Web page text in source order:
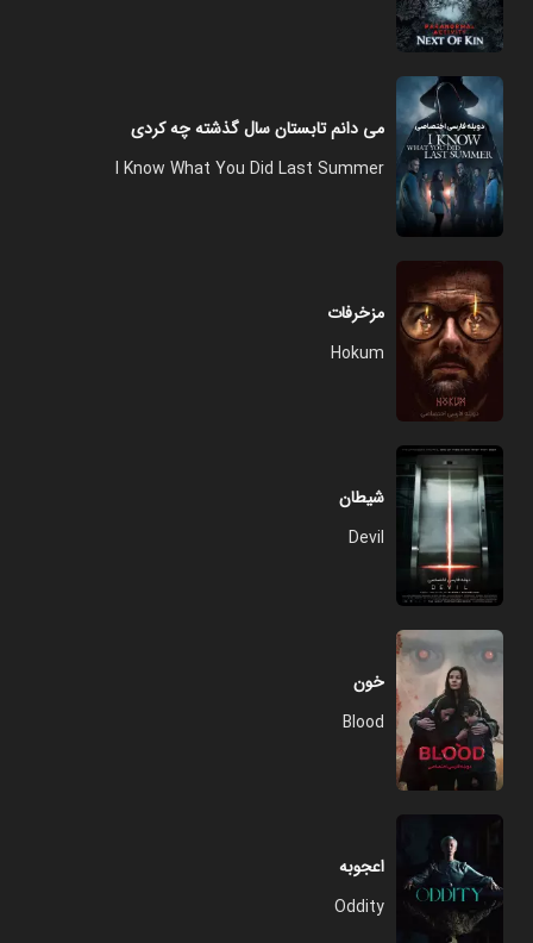
می دانم تابستان سال گذشته چه کردی
I Know What You Did Last Summer
مزخرفات
Hokum
شیطان
Devil
خون
Blood
اعجوبه
Oddity